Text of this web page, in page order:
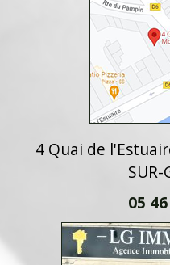
4 Quai de
SUR-
05